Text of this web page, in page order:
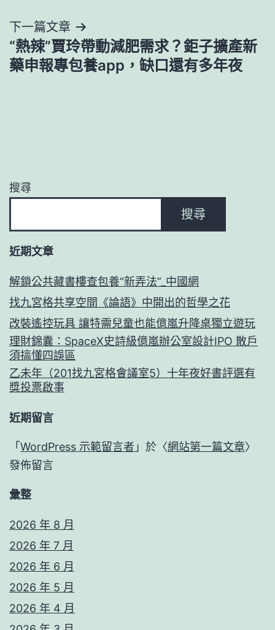
覽
下一篇文章
“熱辣”賈玲帶動減肥需求？鉅子擴產新
藥申報專包養app，缺口還有多年夜
搜尋
搜尋
近期文章
解鎖公共藏書樓查包養“新弄法”_中國網
找九宮格共享空間《論語》中開出的哲學之花
改裝遙控玩具 讓特需兒童也能億嵐升降桌獨立遊玩
理財錦囊：SpaceX史詩級億嵐辦公室設計IPO 散戶
須搞懂四誤區
乙未年（201找九宮格會議室5）十年夜好書評選有
獎投票啟事
近期留言
「 WordPress 示範留言者 」於〈網站第一篇文章〉
發佈留言
彙整
2026 年 8 月
2026 年 7 月
2026 年 6 月
2026 年 5 月
2026 年 4 月